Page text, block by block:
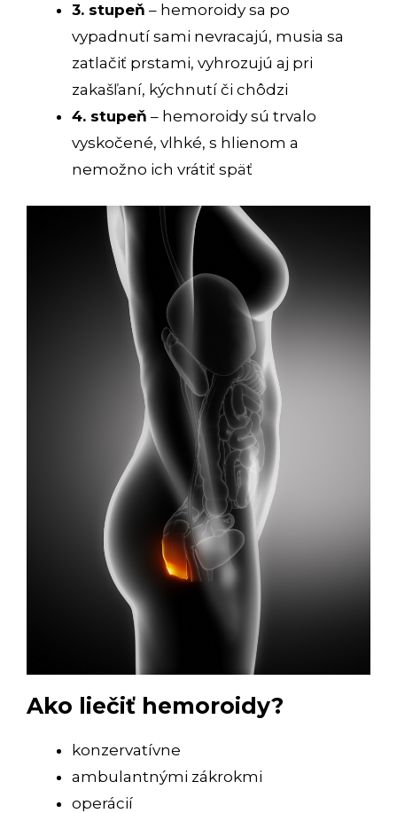
3. stupeň – hemoroidy sa po
vypadnutí sami nevracajú, musia sa
zatlačiť prstami, vyhrozujú aj pri
zakašľaní, kýchnutí či chôdzi
4. stupeň – hemoroidy sú trvalo
vyskočené, vlhké, s hlienom a
nemožno ich vrátiť späť
Ako liečiť hemoroidy?
konzervatívne
ambulantnými zákrokmi
operácií